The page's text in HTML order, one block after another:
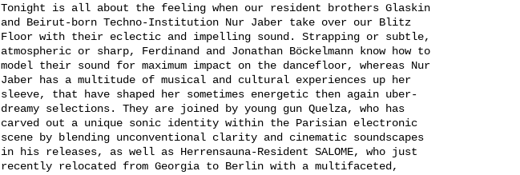
Tonight is all about the feeling when our resident brothers Glaskin
and Beirut-born Techno-Institution Nur Jaber take over our Blitz
Floor with their eclectic and impelling sound. Strapping or subtle,
atmospheric or sharp, Ferdinand and Jonathan Böckelmann know how to
model their sound for maximum impact on the dancefloor, whereas Nur
Jaber has a multitude of musical and cultural experiences up her
sleeve, that have shaped her sometimes energetic then again uber-
dreamy selections. They are joined by young gun Quelza, who has
carved out a unique sonic identity within the Parisian electronic
scene by blending unconventional clarity and cinematic soundscapes
in his releases, as well as Herrensauna-Resident SALOME, who just
recently relocated from Georgia to Berlin with a multifaceted,